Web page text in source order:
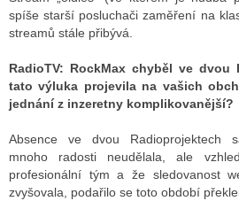
spíše starší posluchači zaměření na
streamů stále přibývá.
RadioTV: RockMax chyběl ve dvou
tato výluka projevila na vašich
jednání z inzeretny komplikovanější?
Absence ve dvou Radioprojektech
mnoho radosti neudělala, ale
profesionální tým a že sledovanost
zvyšovala, podařilo se toto období